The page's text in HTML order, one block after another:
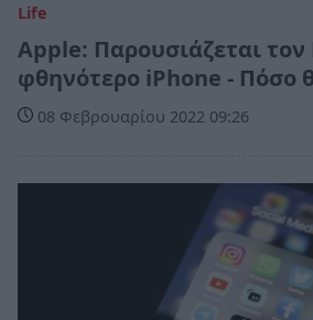
Life
Apple: Παρουσιάζεται
φθηνότερο iPhone - Πόσο
08 Φεβρουαρίου 2022 09:26